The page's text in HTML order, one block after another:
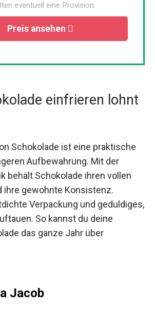
eventuell eine Provision.
Preis ansehen
einfrieren lohnt
Schokolade ist eine praktische
Aufbewahrung. Mit der
behält Schokolade ihren vollen
ihre gewohnte Konsistenz.
Verpackung und geduldiges,
So kannst du deine
das ganze Jahr über
Jacob